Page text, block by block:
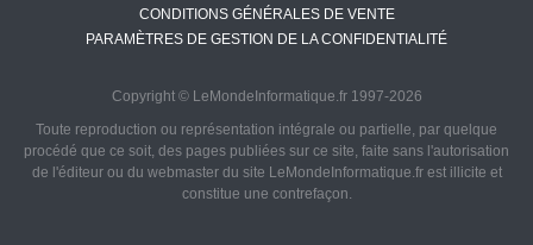
CONDITIONS GÉNÉRALES DE VENTE
PARAMÈTRES DE GESTION DE LA CONFIDENTIALITÉ
Copyright © LeMondeInformatique.fr 1997-2026
Toute reproduction ou représentation intégrale ou partielle, par quelque
procédé que ce soit, des pages publiées sur ce site, faite sans l'autorisation
de l'éditeur ou du webmaster du site LeMondeInformatique.fr est illicite et
constitue une contrefaçon.